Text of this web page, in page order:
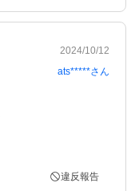
2024/10/12
ats*****さん
違反報告